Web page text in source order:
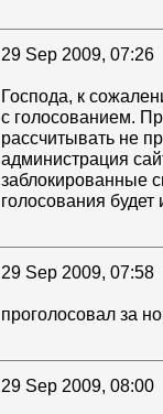
29 Sep 2009, 07:26
Господа, к
с голосованием.
рассчитывать не
администрация
заблокированные
голосования будет
29 Sep 2009, 07:58
проголосовал за
29 Sep 2009, 08:00